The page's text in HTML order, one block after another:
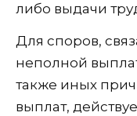
либо выдачи
Для споров,
неполной
также иных
выплат,